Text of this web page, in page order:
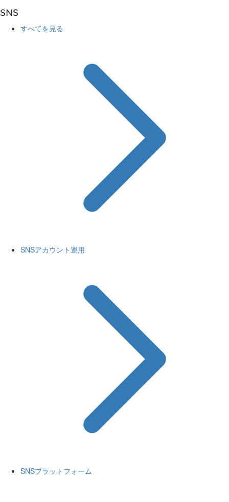
SNS
すべてを見る
SNSアカウント運用
SNSプラットフォーム